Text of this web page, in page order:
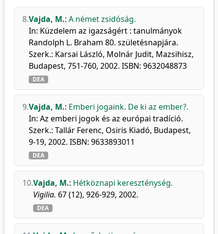
8.Vajda, M.: A német zsidóság.
In: Küzdelem az igazságért : tanulmányok
Randolph L. Braham 80. születésnapjára.
Szerk.: Karsai László, Molnár Judit, Mazsihisz,
Budapest, 751-760, 2002. ISBN: 9632048873
DEA
9.Vajda, M.: Emberi jogaink. De ki az ember?.
In: Az emberi jogok és az európai tradíció.
Szerk.: Tallár Ferenc, Osiris Kiadó, Budapest,
9-19, 2002. ISBN: 9633893011
DEA
10.Vajda, M.: Hétköznapi kereszténység.
Vigilia. 67 (12), 926-929, 2002.
DEA